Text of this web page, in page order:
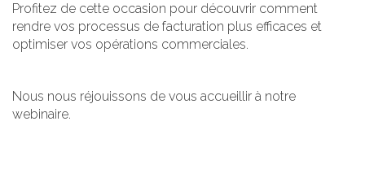
Profitez de cette occasion pour découvrir comment
rendre vos processus de facturation plus efficaces et
optimiser vos opérations commerciales.
Nous nous réjouissons de vous accueillir à notre
webinaire.